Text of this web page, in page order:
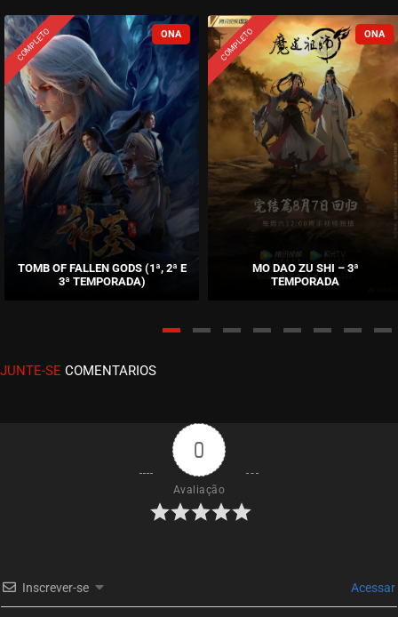
ASSISTIDO
ASSISTIDO
EPISÓDIO 201
março 10, 2023
ASSISTIDO
EPISÓDIO 200
fevereiro 21, 2023
EPISÓDIO 199
fevereiro 09, 2023
ASSISTIDO
EPISÓDIO 197
fevereiro 06, 2023
EPISÓDIO 196
EPISÓDIO 195
COMPLETO
TOMB OF FALLEN GODS (1ª, 2ª E
3ª TEMPORADA)
COMPLETO
MO DAO ZU SHI – 3ª
TEMPORADA
JUNTE-SE COMENTARIOS
0
Avaliação
Inscrever-se Acessar